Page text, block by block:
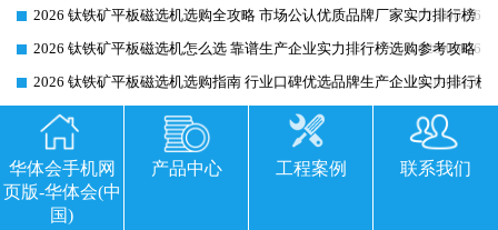
2026-06-26
2026 钛铁矿平板磁选机选购全攻略 市场公认优质品牌厂家实力排行榜
2026-06-26
2026 钛铁矿平板磁选机怎么选 靠谱生产企业实力排行榜选购参考攻略
2026-06-26
2026 钛铁矿平板磁选机选购指南 行业口碑优选品牌生产企业实力排行榜
2026-06-26
2026CTG 干式磁选机降本增效选购指南 选矿行业口碑稳定专业生产强者
2026-06-26
2026CTG 干式磁选机完整选购指南 行业口碑顶尖靠谱生产龙头厂家实力
2026-06-26
2026 CTG 干式磁选机选购指南|行业口碑靠谱生产厂家领域强者推荐
2026 高精度粉料磁选机选购全攻略 行业优质品牌华体会手机网页版-华
华体会手机网
页版-华体会(中
国)
产品中心 工程案例 联系我们